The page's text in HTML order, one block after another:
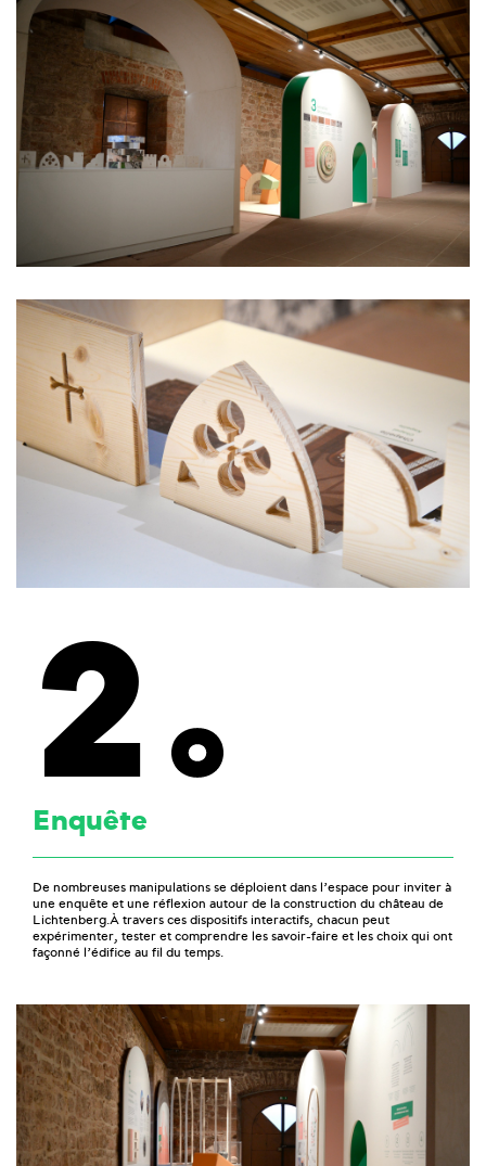
2
Enquête
De nombreuses manipulations se déploient dans l’espace pour inviter à
une enquête et une réflexion autour de la construction du château de
Lichtenberg.À travers ces dispositifs interactifs, chacun peut
expérimenter, tester et comprendre les savoir-faire et les choix qui ont
façonné l’édifice au fil du temps.